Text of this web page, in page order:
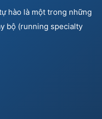
hào là một trong những
bộ (running specialty